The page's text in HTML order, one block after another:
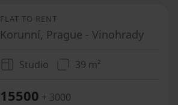
FLAT TO RENT
Korunní, Prague - Vinohrady
Studio 39 m²
15500 + 3000